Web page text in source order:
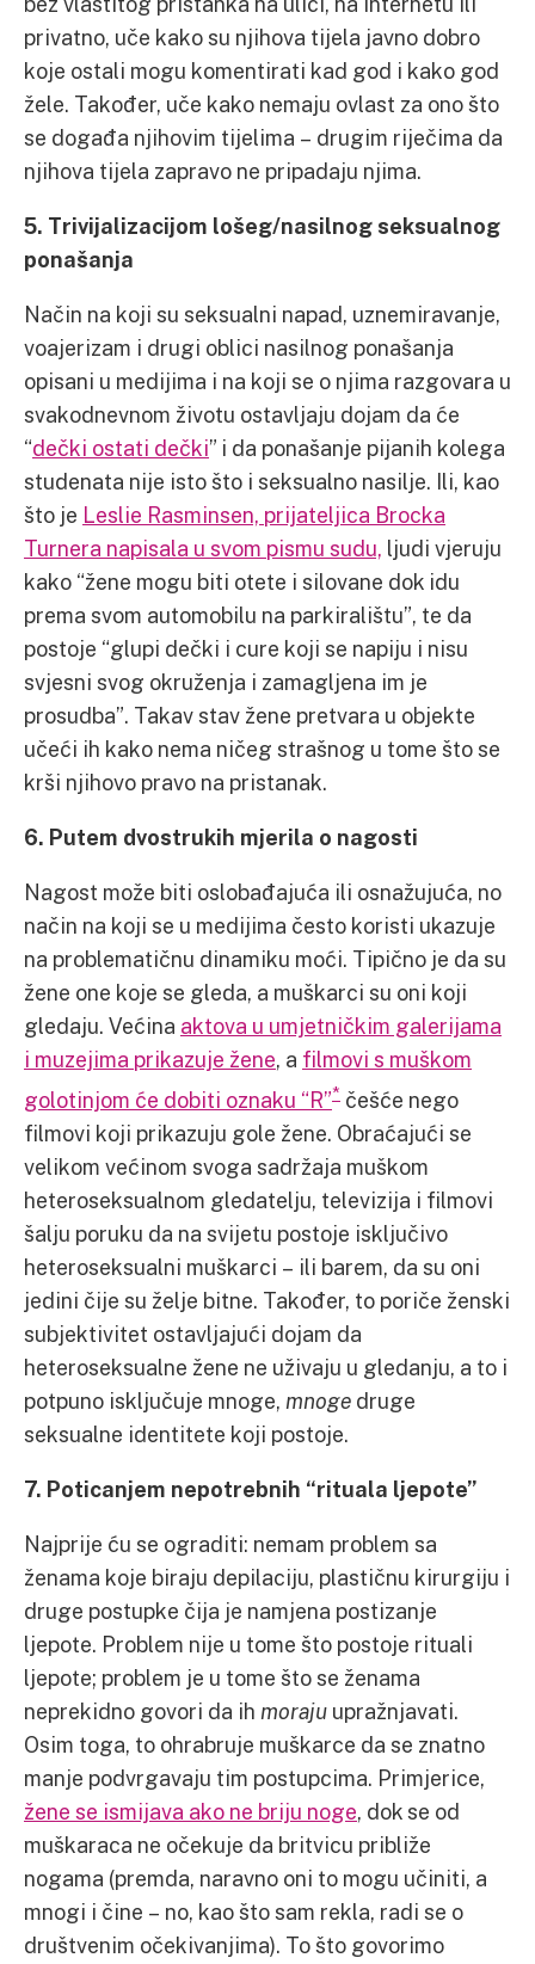
privatno, uče kako su njihova tijela javno dobro
koje ostali mogu komentirati kad god i kako god
žele. Također, uče kako nemaju ovlast za ono što
se događa njihovim tijelima – drugim riječima da
njihova tijela zapravo ne pripadaju njima.
5. Trivijalizacijom lošeg/nasilnog seksualnog
ponašanja
Način na koji su seksualni napad, uznemiravanje,
voajerizam i drugi oblici nasilnog ponašanja
opisani u medijima i na koji se o njima razgovara u
svakodnevnom životu ostavljaju dojam da će
“dečki ostati dečki” i da ponašanje pijanih kolega
studenata nije isto što i seksualno nasilje. Ili, kao
što je Leslie Rasminsen, prijateljica Brocka
Turnera napisala u svom pismu sudu, ljudi vjeruju
kako “žene mogu biti otete i silovane dok idu
prema svom automobilu na parkiralištu”, te da
postoje “glupi dečki i cure koji se napiju i nisu
svjesni svog okruženja i zamagljena im je
prosudba”. Takav stav žene pretvara u objekte
učeći ih kako nema ničeg strašnog u tome što se
krši njihovo pravo na pristanak.
6. Putem dvostrukih mjerila o nagosti
Nagost može biti oslobađajuća ili osnažujuća, no
način na koji se u medijima često koristi ukazuje
na problematičnu dinamiku moći. Tipično je da su
žene one koje se gleda, a muškarci su oni koji
gledaju. Većina aktova u umjetničkim galerijama
i muzejima prikazuje žene, a filmovi s muškom
golotinjom će dobiti oznaku “R”* češće nego
filmovi koji prikazuju gole žene. Obraćajući se
velikom većinom svoga sadržaja muškom
heteroseksualnom gledatelju, televizija i filmovi
šalju poruku da na svijetu postoje isključivo
heteroseksualni muškarci – ili barem, da su oni
jedini čije su želje bitne. Također, to poriče ženski
subjektivitet ostavljajući dojam da
heteroseksualne žene ne uživaju u gledanju, a to i
potpuno isključuje mnoge, mnoge druge
seksualne identitete koji postoje.
7. Poticanjem nepotrebnih “rituala ljepote”
Najprije ću se ograditi: nemam problem sa
ženama koje biraju depilaciju, plastičnu kirurgiju i
druge postupke čija je namjena postizanje
ljepote. Problem nije u tome što postoje rituali
ljepote; problem je u tome što se ženama
neprekidno govori da ih moraju upražnjavati.
Osim toga, to ohrabruje muškarce da se znatno
manje podvrgavaju tim postupcima. Primjerice,
žene se ismijava ako ne briju noge, dok se od
muškaraca ne očekuje da britvicu približe
nogama (premda, naravno oni to mogu učiniti, a
mnogi i čine – no, kao što sam rekla, radi se o
društvenim očekivanjima). To što govorimo